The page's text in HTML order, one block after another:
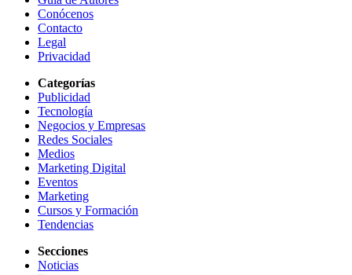
Conócenos
Contacto
Legal
Privacidad
Categorías
Publicidad
Tecnología
Negocios y Empresas
Redes Sociales
Medios
Marketing Digital
Eventos
Marketing
Cursos y Formación
Tendencias
Secciones
Noticias